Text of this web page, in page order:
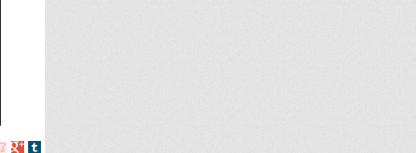
Compartir
Compartir
Compartir